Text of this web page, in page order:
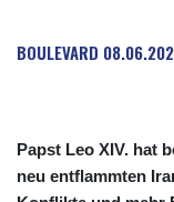
BOULEVARD
Papst Leo XIV. hat
neu entflammten